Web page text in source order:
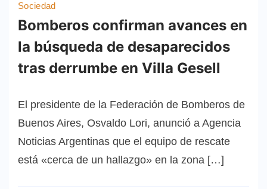
Sociedad
Bomberos confirman avances en
la búsqueda de desaparecidos
tras derrumbe en Villa Gesell
El presidente de la Federación de Bomberos de
Buenos Aires, Osvaldo Lori, anunció a Agencia
Noticias Argentinas que el equipo de rescate
está «cerca de un hallazgo» en la zona […]